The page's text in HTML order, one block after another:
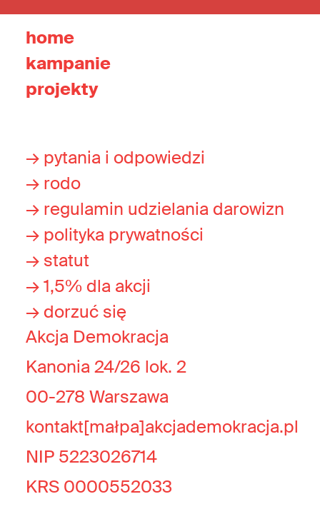
home
kampanie
projekty
→ pytania i odpowiedzi
→ rodo
→ regulamin udzielania darowizn
→ polityka prywatności
→ statut
→ 1,5% dla akcji
→ dorzuć się
Akcja Demokracja
Kanonia 24/26 lok. 2
00-278 Warszawa
kontakt[małpa]akcjademokracja.pl
NIP 5223026714
KRS 0000552033